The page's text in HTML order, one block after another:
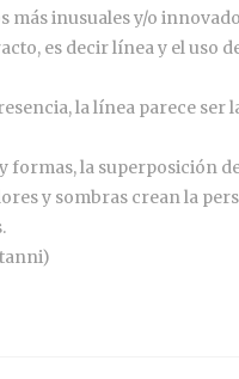
más inusuales y/o
es decir línea y el uso
la línea parece ser
formas, la superposición
y sombras crean la